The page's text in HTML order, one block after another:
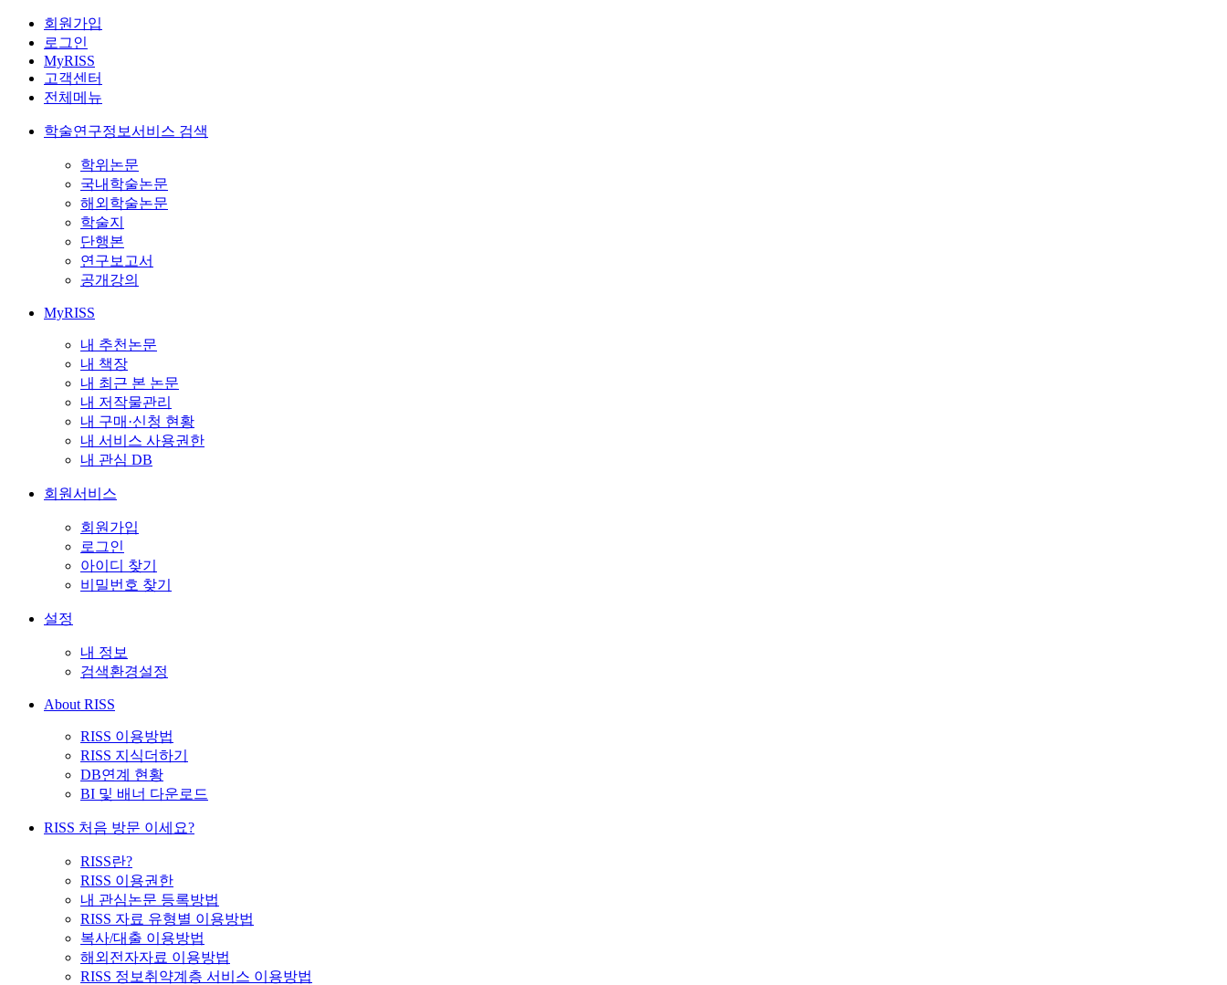
회원가입
로그인
MyRISS
고객센터
전체메뉴
학술연구정보서비스 검색
학위논문
국내학술논문
해외학술논문
학술지
단행본
연구보고서
공개강의
MyRISS
내 추천논문
내 책장
내 최근 본 논문
내 저작물관리
내 구매·신청 현황
내 서비스 사용권한
내 관심 DB
회원서비스
회원가입
로그인
아이디 찾기
비밀번호 찾기
설정
내 정보
검색환경설정
About RISS
RISS 이용방법
RISS 지식더하기
DB연계 현황
BI 및 배너 다운로드
RISS 처음 방문 이세요?
RISS란?
RISS 이용권한
내 관심논문 등록방법
RISS 자료 유형별 이용방법
복사/대출 이용방법
해외전자자료 이용방법
RISS 정보취약계층 서비스 이용방법